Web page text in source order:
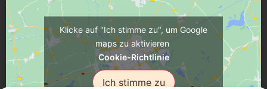
Klicke auf "Ich stimme zu", um Google
maps zu aktivieren
Cookie-Richtlinie
Ich stimme zu